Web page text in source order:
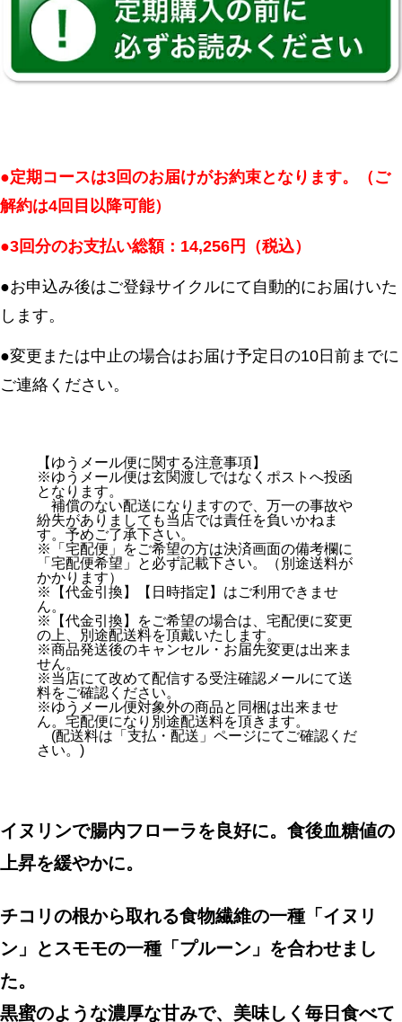
●定期コースは3回のお届けがお約束となります。（ご
解約は4回目以降可能）
●3回分のお支払い総額：14,256円（税込）
●お申込み後はご登録サイクルにて自動的にお届けいた
します。
●変更または中止の場合はお届け予定日の10日前までに
ご連絡ください。
【ゆうメール便に関する注意事項】
※ゆうメール便は玄関渡しではなくポストへ投函
となります。
補償のない配送になりますので、万一の事故や
紛失がありましても当店では責任を負いかねま
す。予めご了承下さい。
※「宅配便」をご希望の方は決済画面の備考欄に
「宅配便希望」と必ず記載下さい。（別途送料が
かかります）
※【代金引換】【日時指定】はご利用できませ
ん。
※【代金引換】をご希望の場合は、宅配便に変更
の上、別途配送料を頂戴いたします。
※商品発送後のキャンセル・お届先変更は出来ま
せん。
※当店にて改めて配信する受注確認メールにて送
料をご確認ください。
※ゆうメール便対象外の商品と同梱は出来ませ
ん。宅配便になり別途配送料を頂きます。
(配送料は「支払・配送」ページにてご確認くだ
さい。)
イヌリンで腸内フローラを良好に。食後血糖値の
上昇を緩やかに。
チコリの根から取れる食物繊維の一種「イヌリ
ン」とスモモの一種「プルーン」を合わせまし
た。
黒蜜のような濃厚な甘みで、美味しく毎日食べて